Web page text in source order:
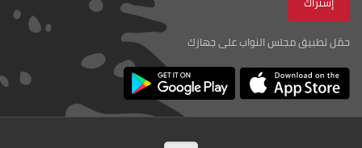
حمّل تطبيق مجلس النواب على جهازك